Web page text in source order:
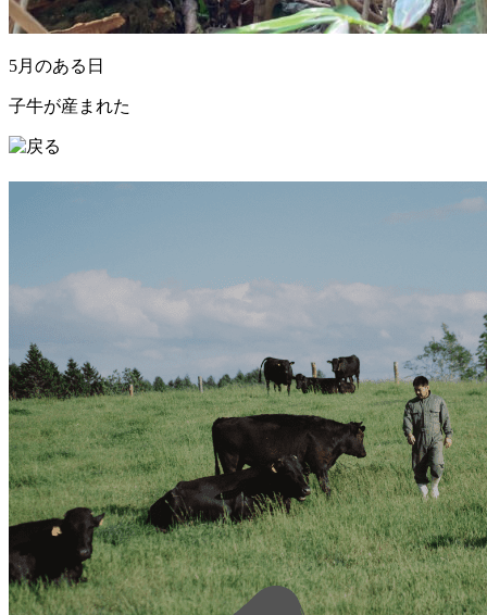
5月のある日
子牛が産まれた